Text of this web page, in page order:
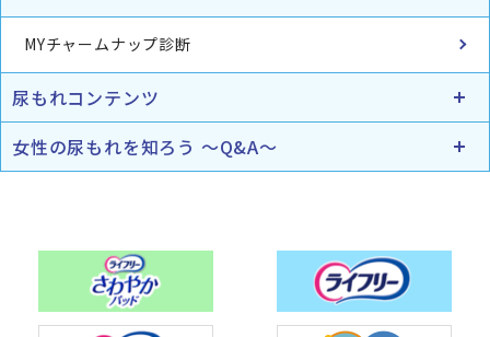
MYチャームナップ診断
尿もれコンテンツ
女性の尿もれを知ろう ～Q&A～